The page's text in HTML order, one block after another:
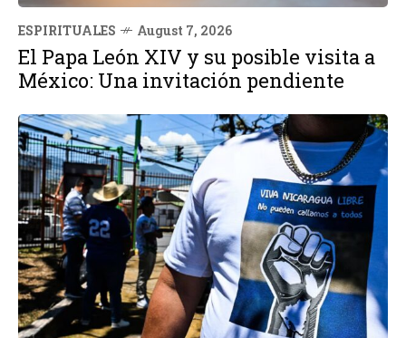
ESPIRITUALES August 7, 2026
El Papa León XIV y su posible visita a
México: Una invitación pendiente